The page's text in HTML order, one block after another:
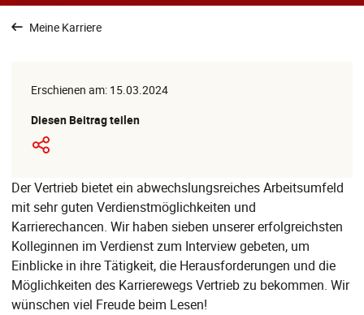
Meine Karriere
Erschienen am: 15.03.2024
Diesen Beitrag teilen
Der Vertrieb bietet ein abwechslungsreiches Arbeitsumfeld
mit sehr guten Verdienstmöglichkeiten und
Karrierechancen. Wir haben sieben unserer erfolgreichsten
Kolleginnen im Verdienst zum Interview gebeten, um
Einblicke in ihre Tätigkeit, die Herausforderungen und die
Möglichkeiten des Karrierewegs Vertrieb zu bekommen. Wir
wünschen viel Freude beim Lesen!